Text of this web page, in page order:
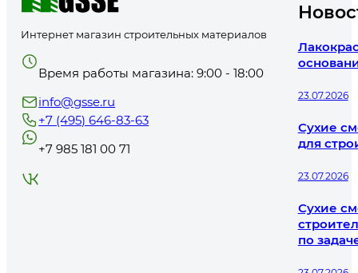
Интернет магазин строительных материалов
Время работы магазина: 9:00 - 18:00
info@gsse.ru
+7 (495) 646-83-63
+7 985 181 00 71
23.07.2026
Сухие
для
23.07.2026
Сухие
по